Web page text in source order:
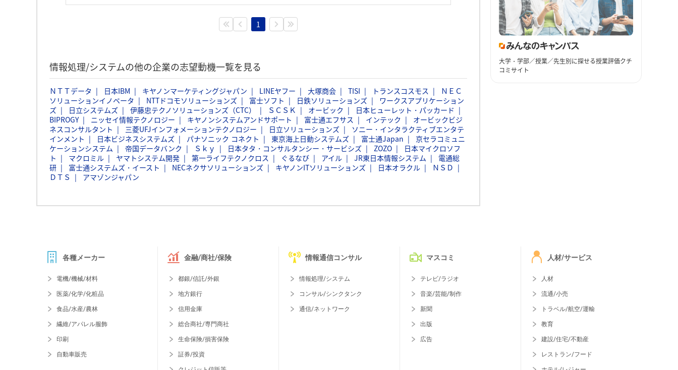
1
情報処理/システムの他の企業の志望動機一覧を見る
ＮＴＴデータ 日本IBM キヤノンマーケティングジャパン LINEヤフー 大塚商会 TISI トランスコスモス
ＮＥＣ
ソリューションイノベータ
NTTドコモソリューションズ 富士ソフト 日鉄ソリューションズ
ワークスアプリケーション
ズ
日立システムズ 伊藤忠テクノソリューションズ（CTC） ＳＣＳＫ オービック
日本ヒューレット・パッカード
BIPROGY
ニッセイ情報テクノロジー キヤノンシステムアンドサポート 富士通エフサス インテック
オービックビジ
ネスコンサルタント
三菱UFJインフォメーションテクノロジー 日立ソリューションズ
ソニー・インタラクティブエンタテ
インメント
日本ビジネスシステムズ パナソニック コネクト 東京海上日動システムズ 富士通Japan
京セラコミュニ
ケーションシステム
帝国データバンク Ｓｋｙ 日本タタ・コンサルタンシー・サービシズ ZOZO
日本マイクロソフ
ト
マクロミル ヤマトシステム開発 第一ライフテクノクロス ぐるなび アイル JR東日本情報システム
電通総
研
富士通システムズ・イースト NECネクサソリューションズ キヤノンITソリューションズ 日本オラクル
ＮＳＤ
ＤＴＳ
アマゾンジャパン
大学・学部／授業／先生別に探せる授業評価クチ
コミサイト
各種メーカー
電機/機械/材料
医薬/化学/化粧品
食品/水産/農林
繊維/アパレル服飾
印刷
自動車販売
金融/商社/保険
都銀/信託/外銀
地方銀行
信用金庫
総合商社/専門商社
生命保険/損害保険
証券/投資
情報通信コンサル
情報処理/システム
コンサル/シンクタンク
通信/ネットワーク
マスコミ
テレビ/ラジオ
音楽/芸能/制作
新聞
出版
広告
人材/サービス
人材
流通/小売
トラベル/航空/運輸
教育
建設/住宅/不動産
レストラン/フード